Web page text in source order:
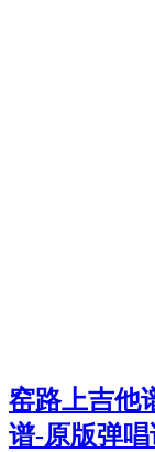
窑路上吉他
谱-原版弹唱